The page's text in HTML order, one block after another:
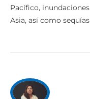
Pacífico,
Asia, así como